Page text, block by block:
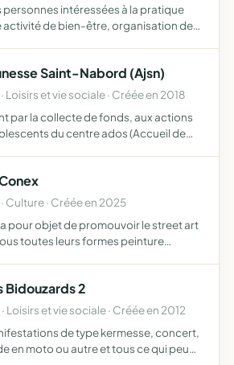
intéressées à la pratique
activité de bien-être, organisation de
Saint-Nabord (Ajsn)
Loisirs et vie sociale · Créée en 2018
par la collecte de fonds, aux actions
du centre ados (Accueil de
Culture · Créée en 2025
pour objet de promouvoir le street art
toutes leurs formes peinture
Bidouzards 2
Loisirs et vie sociale · Créée en 2012
de type kermesse, concert,
en moto ou autre et tous ce qui peux